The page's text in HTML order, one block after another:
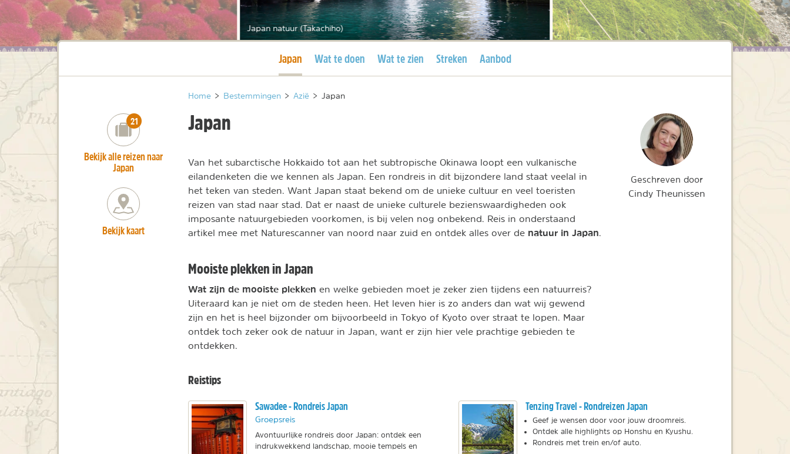
Japan natuur (Takachiho)
Huidige pagina
Japan Wat te doen Wat te zien Streken Aanbod
Home > Bestemmingen > Azië > Japan
Japan
Van het subarctische Hokkaido tot aan het subtropische Okinawa loopt een vulkanische
eilandenketen die we kennen als Japan. Een rondreis in dit bijzondere land staat veelal in
het teken van steden. Want Japan staat bekend om de unieke cultuur en veel toeristen
reizen van stad naar stad. Dat er naast de unieke culturele bezienswaardigheden ook
imposante natuurgebieden voorkomen, is bij velen nog onbekend. Reis in onderstaand
artikel mee met Naturescanner van noord naar zuid en ontdek alles over de natuur in Japan.
Mooiste plekken in Japan
Wat zijn de mooiste plekken en welke gebieden moet je zeker zien tijdens een natuurreis?
Uiteraard kan je niet om de steden heen. Het leven hier is zo anders dan wat wij gewend
zijn en het is heel bijzonder om bijvoorbeeld in Tokyo of Kyoto over straat te lopen. Maar
ontdek toch zeker ook de natuur in Japan, want er zijn hier vele prachtige gebieden te
ontdekken.
Reistips
Sawadee - Rondreis Japan
Groepsreis
Avontuurlijke rondreis door Japan: ontdek een
indrukwekkend landschap, mooie tempels en
Tenzing Travel - Rondreizen Japan
Geef je wensen door voor jouw droomreis.
Ontdek alle highlights op Honshu en Kyushu.
Rondreis met trein en/of auto.
number_of_trips:
21
Bekijk alle reizen naar
Japan
Bekijk kaart
Geschreven door
Cindy Theunissen